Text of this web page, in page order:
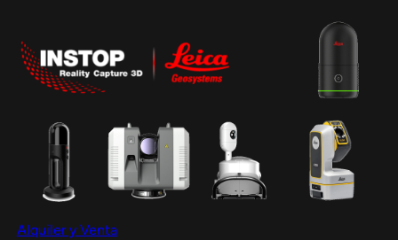
contenido
Alquiler y Venta